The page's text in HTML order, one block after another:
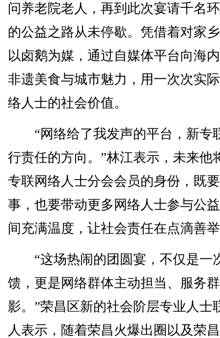
问养老院老人，再到此次宴请千名
的公益之路从未停歇。凭借着对家
以卤鹅为媒，通过自媒体平台向海
非遗美食与城市魅力，用一次次实
络人士的社会价值。
“网络给了我发声的平台，新专
行责任的方向。”林江表示，未来他
专联网络人士分会会员的身份，既
事，也要带动更多网络人士参与公
间充满温度，让社会责任在点滴善
“这场热闹的团圆宴，不仅是一
馈，更是网络群体主动担当、服务
影。”荣昌区新的社会阶层专业人士
人表示，随着荣昌火爆出圈以及荣